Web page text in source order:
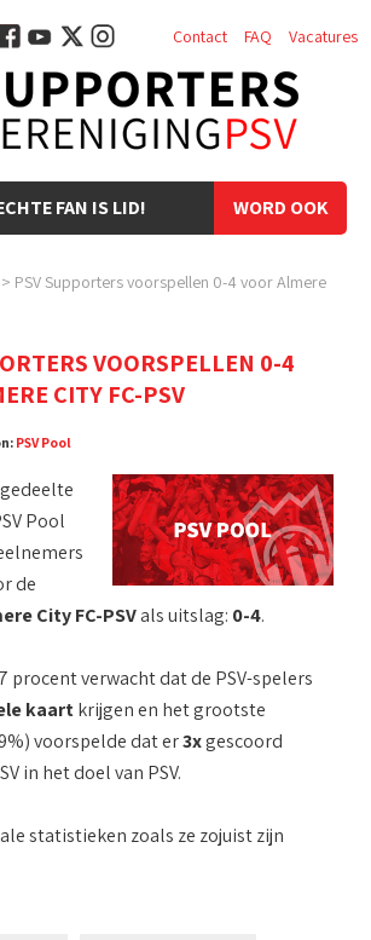
WORD OOK
FAN IS LID!
Contact FAQ Vacatures
> PSV Supporters voorspellen 0-4 voor Almere
VOORSPELLEN 0-4
CITY FC-PSV
PSV Pool
Pool
de
City FC-PSVals uitslag: 0-4.
procent verwacht dat de PSV-spelers
kaartkrijgen en het grootste
voorspelde dat er3xgescoord
in het doel van PSV.
statistieken zoals ze zojuist zijn